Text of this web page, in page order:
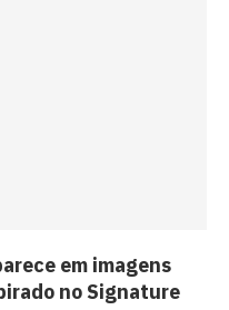
em imagens
no Signature